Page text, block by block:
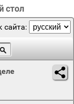
стол
сайта: